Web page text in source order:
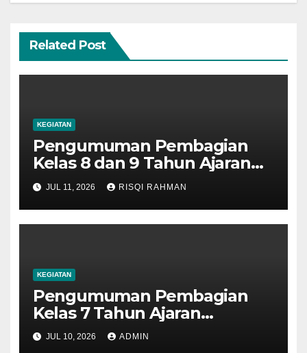
Related Post
KEGIATAN
Pengumuman Pembagian
Kelas 8 dan 9 Tahun Ajaran
2026-2027
JUL 11, 2026 RISQI RAHMAN
KEGIATAN
Pengumuman Pembagian
Kelas 7 Tahun Ajaran
2026/2027
JUL 10, 2026 ADMIN